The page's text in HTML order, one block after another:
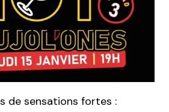
de sensations fortes :